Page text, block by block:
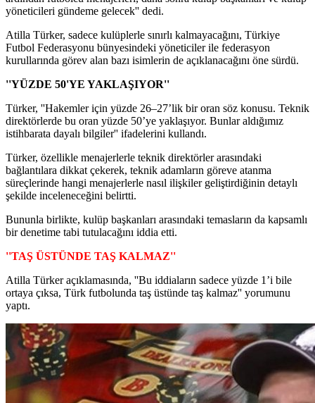
yöneticileri gündeme gelecek'' dedi.
Atilla Türker, sadece kulüplerle sınırlı kalmayacağını, Türkiye
Futbol Federasyonu bünyesindeki yöneticiler ile federasyon
kurullarında görev alan bazı isimlerin de açıklanacağını öne sürdü.
''YÜZDE 50'YE YAKLAŞIYOR''
Türker, ''Hakemler için yüzde 26–27’lik bir oran söz konusu. Teknik
direktörlerde bu oran yüzde 50’ye yaklaşıyor. Bunlar aldığımız
istihbarata dayalı bilgiler'' ifadelerini kullandı.
Türker, özellikle menajerlerle teknik direktörler arasındaki
bağlantılara dikkat çekerek, teknik adamların göreve atanma
süreçlerinde hangi menajerlerle nasıl ilişkiler geliştirdiğinin detaylı
şekilde inceleneceğini belirtti.
Bununla birlikte, kulüp başkanları arasındaki temasların da kapsamlı
bir denetime tabi tutulacağını iddia etti.
''TAŞ ÜSTÜNDE TAŞ KALMAZ''
Atilla Türker açıklamasında, ''Bu iddiaların sadece yüzde 1’i bile
ortaya çıksa, Türk futbolunda taş üstünde taş kalmaz'' yorumunu
yaptı.